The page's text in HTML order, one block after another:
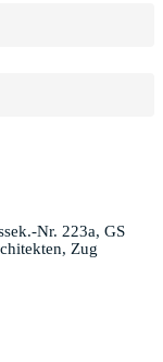
Nr. 223a, GS
Zug